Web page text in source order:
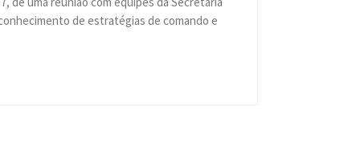
de estratégias de comando e